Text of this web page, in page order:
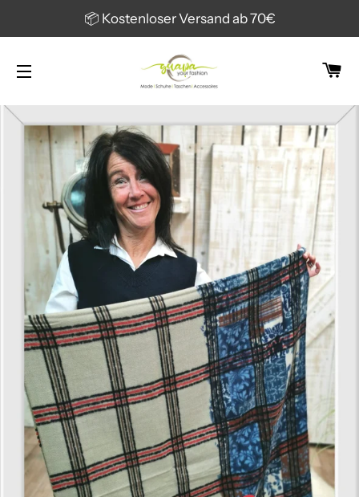
📦 Kostenloser Versand ab 70€
SEITENNAVIGATION